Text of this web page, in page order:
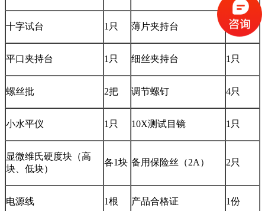
十字试台 1只 薄片夹持台 1只
平口夹持台 1只 细丝夹持台 1只
螺丝批 2把 调节螺钉 4只
小水平仪 1只 10X测试目镜 1只
显微维氏硬度块（高
块、低块）
各1块 备用保险丝（2A） 2只
电源线 1根 产品合格证 1份